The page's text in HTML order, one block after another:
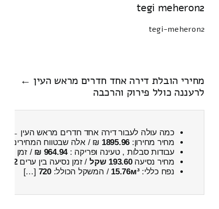
tegi meheron2
tegi-meheron2
מחירי הובלת דירה אחד חדרים מראש העין ←
לרעננה כולל פירוק והרכבה
כמה עולה לעבור דירה אחד חדרים מראש העין ←
מחיר מחירון: 1895.96 ₪ / אלה שבטווח המחירים
עבודות סבלות , טעינה ופריקה :964.94 ₪ / זמן :
מחיר נסיעה193.60 שקל / זמן נסיעה בין ערים22 דקות
נפח כללי:15.76м³ / המשקל הכולל:720
[…]